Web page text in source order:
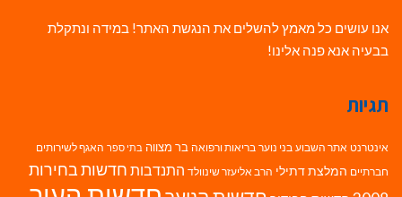
אנו עושים כל מאמץ להשלים את הנגשת האתר! במידה ונתקלת
בבעיה אנא פנה אלינו!
תגיות
אינטרנט אתר השבוע בני נוער בריאות ורפואה בר מצווה בתי ספר האגף לשירותים
חברתיים המלצת דתילי הרב אליעזר שינוולד התנדבות חדשות בחירות